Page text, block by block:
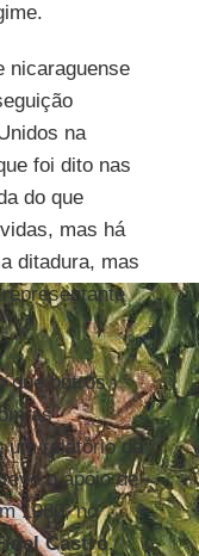
nicaraguense
na
foi dito nas
do que
mas há
ditadura, mas
que outros
as
relatório da
o apoio de
1980, no
Castro.